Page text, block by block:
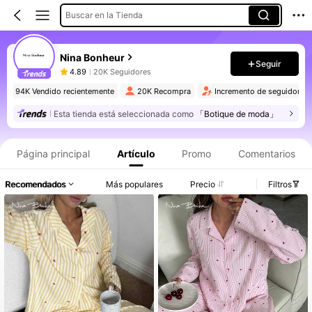
Buscar en la Tienda
Nina Bonheur
4.89 20K Seguidores
Seguir
94K Vendido recientemente 20K Recompra Incremento de
Esta tienda está seleccionada como 「Botique de moda」
Página principal Artículo Promo Comentarios
Recomendados Más populares Precio Filtros